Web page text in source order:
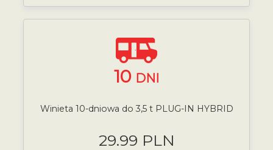
10 DNI
Winieta 10-dniowa do 3,5 t PLUG-IN HYBRID
29.99 PLN